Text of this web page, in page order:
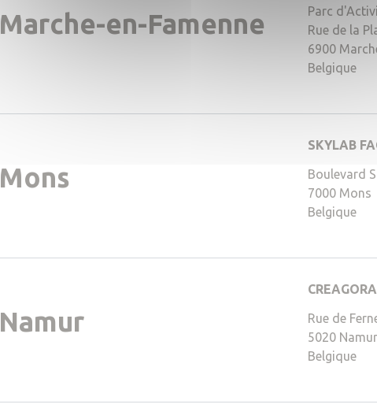
Marche-en-Famenne
Parc
Rue de la
6900
Belgique
Mons
SKYLAB
Boulevard
7000 Mons
Belgique
Namurrgb(255,141,0)
CREAGORA
Rue de
5020 Namur
Belgique